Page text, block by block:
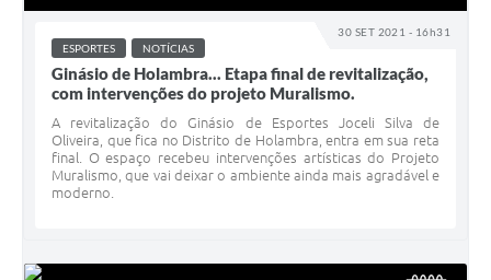
30 SET 2021 - 16h31
ESPORTES NOTÍCIAS
Ginásio de Holambra... Etapa final de revitalização,
com intervenções do projeto Muralismo.
A revitalização do Ginásio de Esportes Joceli Silva de
Oliveira, que fica no Distrito de Holambra, entra em sua reta
final. O espaço recebeu intervenções artísticas do Projeto
Muralismo, que vai deixar o ambiente ainda mais agradável e
moderno.